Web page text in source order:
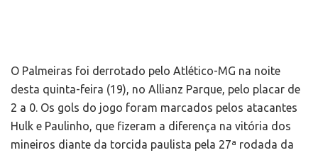
O Palmeiras foi derrotado pelo Atlético-MG na noite
desta quinta-feira (19), no Allianz Parque, pelo placar de
2 a 0. Os gols do jogo foram marcados pelos atacantes
Hulk e Paulinho, que fizeram a diferença na vitória dos
mineiros diante da torcida paulista pela 27ª rodada da